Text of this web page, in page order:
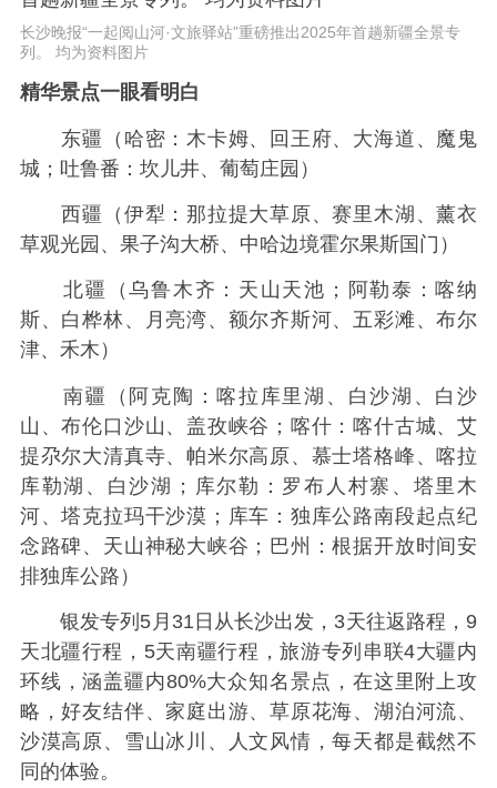
长沙晚报“一起阅山河·文旅驿站”重磅推出2025年首趟新疆全景专
列。 均为资料图片
精华景点一眼看明白
东疆（哈密：木卡姆、回王府、大海道、魔鬼
城；吐鲁番：坎儿井、葡萄庄园）
西疆（伊犁：那拉提大草原、赛里木湖、薰衣
草观光园、果子沟大桥、中哈边境霍尔果斯国门）
北疆（乌鲁木齐：天山天池；阿勒泰：喀纳
斯、白桦林、月亮湾、额尔齐斯河、五彩滩、布尔
津、禾木）
南疆（阿克陶：喀拉库里湖、白沙湖、白沙
山、布伦口沙山、盖孜峡谷；喀什：喀什古城、艾
提尕尔大清真寺、帕米尔高原、慕士塔格峰、喀拉
库勒湖、白沙湖；库尔勒：罗布人村寨、塔里木
河、塔克拉玛干沙漠；库车：独库公路南段起点纪
念路碑、天山神秘大峡谷；巴州：根据开放时间安
排独库公路）
银发专列5月31日从长沙出发，3天往返路程，9
天北疆行程，5天南疆行程，旅游专列串联4大疆内
环线，涵盖疆内80%大众知名景点，在这里附上攻
略，好友结伴、家庭出游、草原花海、湖泊河流、
沙漠高原、雪山冰川、人文风情，每天都是截然不
同的体验。